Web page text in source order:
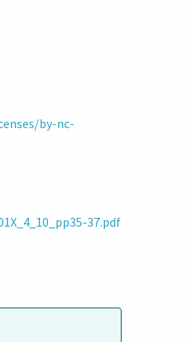
by-nc-
37.pdf